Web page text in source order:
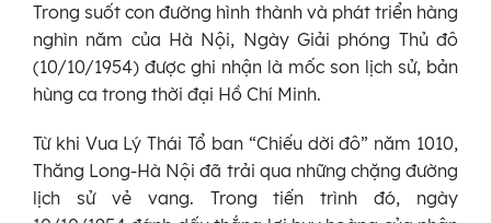
Trong suốt con đường hình thành và phát triển hàng
nghìn năm của Hà Nội, Ngày Giải phóng Thủ đô
(10/10/1954) được ghi nhận là mốc son lịch sử, bản
hùng ca trong thời đại Hồ Chí Minh.
Từ khi Vua Lý Thái Tổ ban “Chiếu dời đô” năm 1010,
Thăng Long-Hà Nội đã trải qua những chặng đường
lịch sử vẻ vang. Trong tiến trình đó, ngày